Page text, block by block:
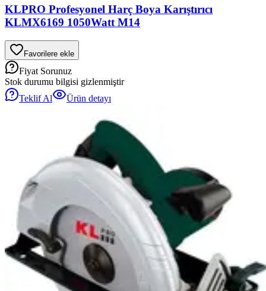
KLPRO Profesyonel Harç Boya Karıştırıcı
KLMX6169 1050Watt M14
Favorilere ekle
Fiyat Sorunuz
Stok durumu bilgisi gizlenmiştir
Teklif Al
Ürün detayı